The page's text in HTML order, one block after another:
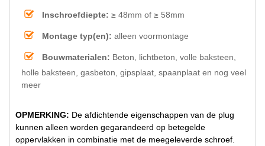
Inschroefdiepte: ≥ 48mm of ≥ 58mm
Montage typ(en): alleen voormontage
Bouwmaterialen: Beton, lichtbeton, volle baksteen,
holle baksteen, gasbeton, gipsplaat, spaanplaat en nog veel
meer
OPMERKING: De afdichtende eigenschappen van de plug
kunnen alleen worden gegarandeerd op betegelde
oppervlakken in combinatie met de meegeleverde schroef.